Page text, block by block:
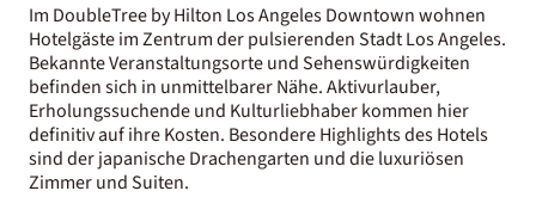
Im DoubleTree by Hilton Los Angeles Downtown wohnen
Hotelgäste im Zentrum der pulsierenden Stadt Los Angeles.
Bekannte Veranstaltungsorte und Sehenswürdigkeiten
befinden sich in unmittelbarer Nähe. Aktivurlauber,
Erholungssuchende und Kulturliebhaber kommen hier
definitiv auf ihre Kosten. Besondere Highlights des Hotels
sind der japanische Drachengarten und die luxuriösen
Zimmer und Suiten.